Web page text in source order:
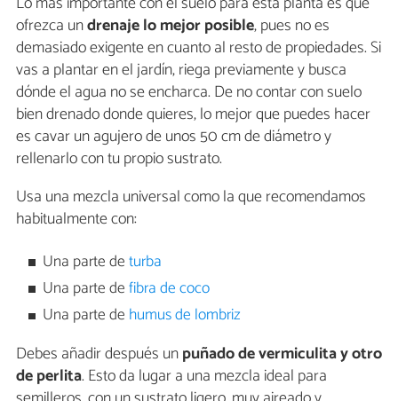
ofrezca undrenaje lo mejor posible, pues no es
demasiado exigente en cuanto al resto de propiedades. Si
vas a plantar en el jardín, riega previamente y busca
dónde el agua no se encharca. De no contar con suelo
bien drenado donde quieres, lo mejor que puedes hacer
es cavar un agujero de unos 50 cm de diámetro y
rellenarlo con tu propio sustrato.
Usa una mezcla universal como la que recomendamos
habitualmente con:
Una parte deturba
Una parte defibra de coco
Una parte de humus de lombriz
Debes añadir después unpuñado de vermiculita y otro
de perlita. Esto da lugar a una mezcla ideal para